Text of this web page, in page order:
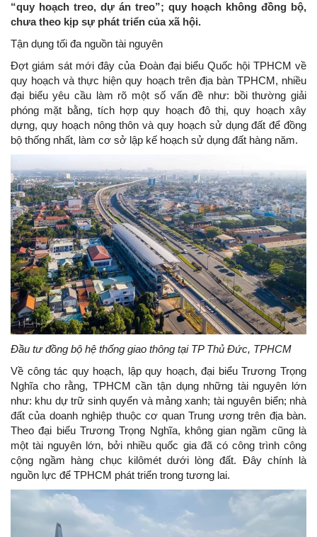
“quy hoạch treo, dự án treo”; quy hoạch không đồng bộ,
chưa theo kịp sự phát triển của xã hội.
Tận dụng tối đa nguồn tài nguyên
Đợt giám sát mới đây của Đoàn đại biểu Quốc hội TPHCM về
quy hoạch và thực hiện quy hoạch trên địa bàn TPHCM, nhiều
đại biểu yêu cầu làm rõ một số vấn đề như: bồi thường giải
phóng mặt bằng, tích hợp quy hoạch đô thị, quy hoạch xây
dựng, quy hoạch nông thôn và quy hoạch sử dụng đất để đồng
bộ thống nhất, làm cơ sở lập kế hoạch sử dụng đất hàng năm.
Đầu tư đồng bộ hệ thống giao thông tại TP Thủ Đức, TPHCM
Về công tác quy hoạch, lập quy hoạch, đại biểu Trương Trọng
Nghĩa cho rằng, TPHCM cần tận dụng những tài nguyên lớn
như: khu dự trữ sinh quyển và mảng xanh; tài nguyên biển; nhà
đất của doanh nghiệp thuộc cơ quan Trung ương trên địa bàn.
Theo đại biểu Trương Trọng Nghĩa, không gian ngầm cũng là
một tài nguyên lớn, bởi nhiều quốc gia đã có công trình công
cộng ngầm hàng chục kilômét dưới lòng đất. Đây chính là
nguồn lực để TPHCM phát triển trong tương lai.